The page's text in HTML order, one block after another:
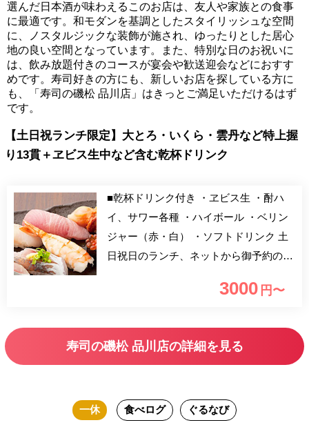
選んだ日本酒が味わえるこのお店は、友人や家族との食事
に最適です。和モダンを基調としたスタイリッシュな空間
に、ノスタルジックな装飾が施され、ゆったりとした居心
地の良い空間となっています。また、特別な日のお祝いに
は、飲み放題付きのコースが宴会や歓送迎会などにおすす
めです。寿司好きの方にも、新しいお店を探している方に
も、「寿司の磯松 品川店」はきっとご満足いただけるはず
です。
【土日祝ランチ限定】大とろ・いくら・雲丹など特上握
り13貫＋ヱビス生中など含む乾杯ドリンク
■乾杯ドリンク付き ・ヱビス生 ・酎ハ
イ、サワー各種 ・ハイボール ・ベリン
ジャー（赤・白） ・ソフトドリンク 土
日祝日のランチ、ネットから御予約のお
り（3,000円）に1drinkお付けいたしま
ハイボール・ワイン・ソフトドリンク各
種）
3000 円〜
寿司の磯松 品川店の詳細を見る
一休 食べログ ぐるなび